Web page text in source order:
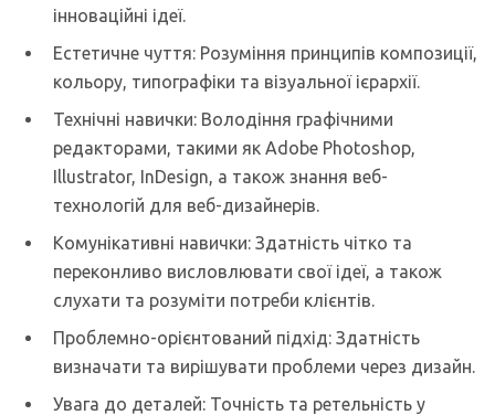
інноваційні ідеї.
Естетичне чуття: Розуміння принципів композиції,
кольору, типографіки та візуальної ієрархії.
Технічні навички: Володіння графічними
редакторами, такими як Adobe Photoshop,
Illustrator, InDesign, а також знання веб-
технологій для веб-дизайнерів.
Комунікативні навички: Здатність чітко та
переконливо висловлювати свої ідеї, а також
слухати та розуміти потреби клієнтів.
Проблемно-орієнтований підхід: Здатність
визначати та вирішувати проблеми через дизайн.
Увага до деталей: Точність та ретельність у